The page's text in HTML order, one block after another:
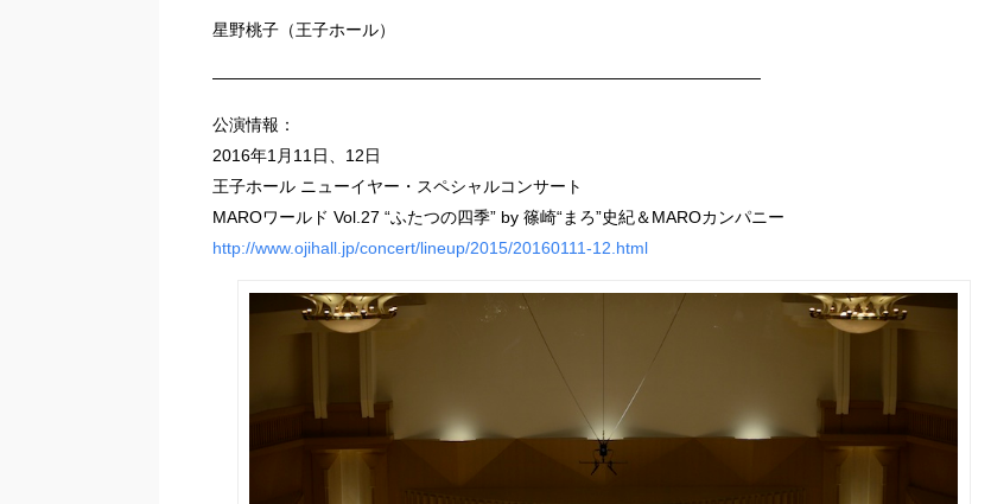
星野桃子（王子ホール）
—————————————————————————————————
公演情報：
2016年1月11日、12日
王子ホール ニューイヤー・スペシャルコンサート
MAROワールド Vol.27 “ふたつの四季” by 篠崎“まろ”史紀＆MAROカンパニー
http://www.ojihall.jp/concert/lineup/2015/20160111-12.html